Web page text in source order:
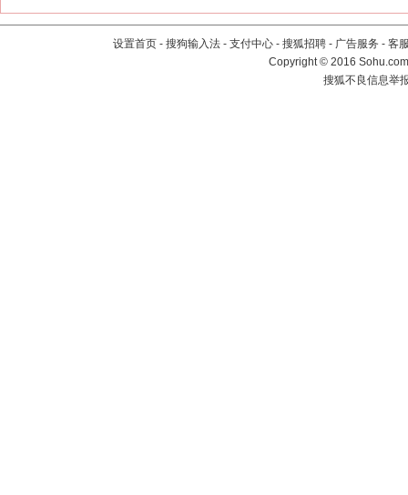
设置首页 - 搜狗输入法 - 支付中心 - 搜狐招聘 - 广告服务 - 客
Copyright©2016
搜狐不良信息举